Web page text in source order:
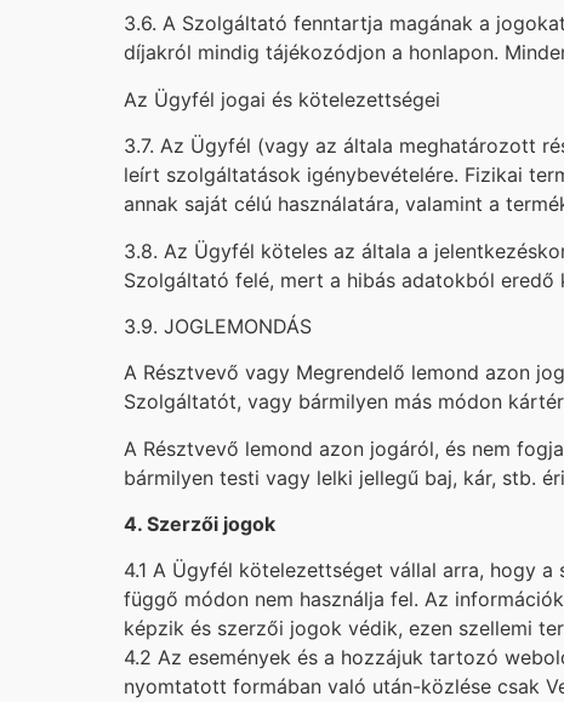
3.6. A Szolgáltató fenntartja magának a
díjakról mindig tájékozódjon a honlapon.
Az Ügyfél jogai és kötelezettségei
3.7. Az Ügyfél (vagy az általa meghatározott
leírt szolgáltatások igénybevételére. Fizikai
annak saját célú használatára, valamint a
3.8. Az Ügyfél köteles az általa a
Szolgáltató felé, mert a hibás adatokból
3.9. JOGLEMONDÁS
A Résztvevő vagy Megrendelő lemond azon
Szolgáltatót, vagy bármilyen más módon
A Résztvevő lemond azon jogáról, és nem
bármilyen testi vagy lelki jellegű baj, kár, stb.
4. Szerzői jogok
4.1 A Ügyfél kötelezettséget vállal arra, hogy
függő módon nem használja fel. Az
képzik és szerzői jogok védik, ezen szellemi
4.2 Az események és a hozzájuk tartozó
nyomtatott formában való után-közlése csak